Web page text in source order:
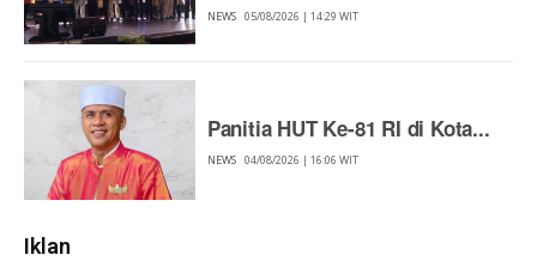
NEWS 05/08/2026 | 14:29 WIT
Panitia HUT Ke-81 RI di Kota...
NEWS 04/08/2026 | 16:06 WIT
Iklan